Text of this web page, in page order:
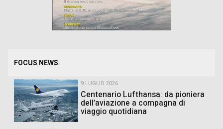
FOCUS NEWS
9 LUGLIO 2026
Centenario Lufthansa: da pioniera
dell’aviazione a compagna di
viaggio quotidiana